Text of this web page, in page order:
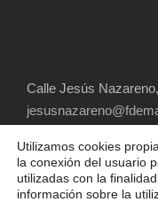
Calle Jesús
Utilizamos cookies
la conexión del usuario
utilizadas con la
información sobre la